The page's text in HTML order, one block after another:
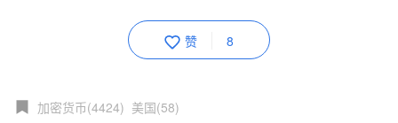
赞 8
加密货币(4424) 美国(58)